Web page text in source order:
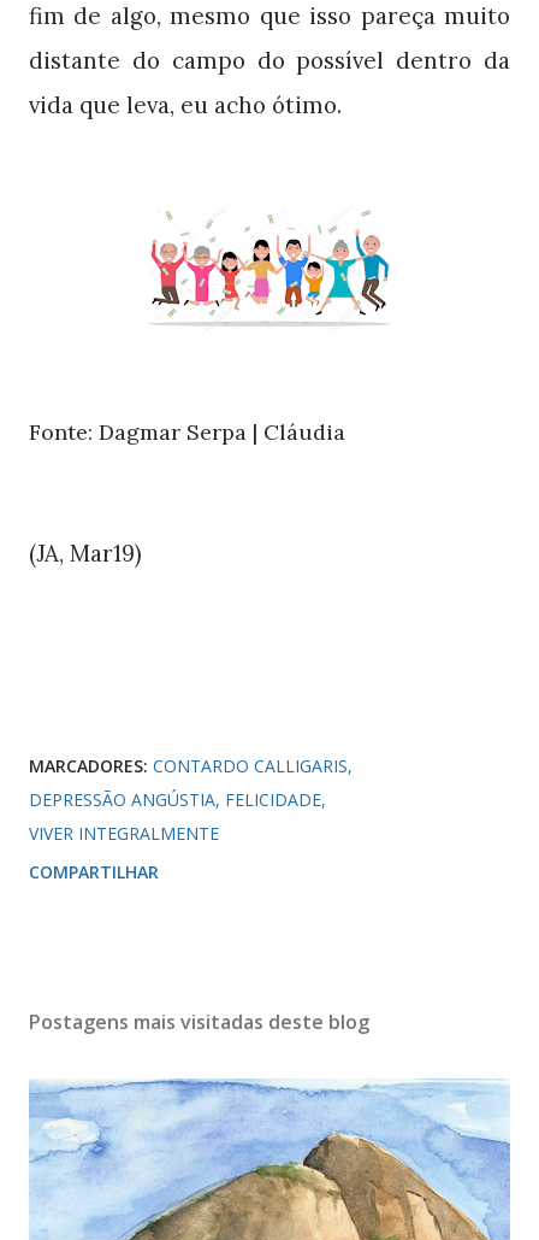
fim de algo, mesmo que isso pareça muito
distante do campo do possível dentro da
vida que leva, eu acho ótimo.
Fonte: Dagmar Serpa | Cláudia
(JA, Mar19)
MARCADORES: CONTARDO CALLIGARIS
DEPRESSÃO ANGÚSTIA FELICIDADE
VIVER INTEGRALMENTE
COMPARTILHAR
Postagens mais visitadas deste blog